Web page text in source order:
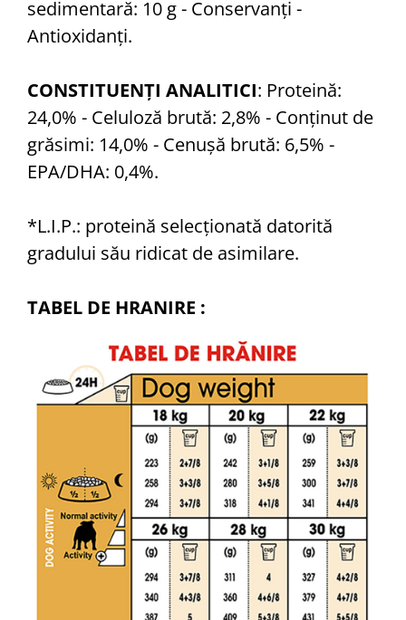
sedimentară: 10 g - Conservanţi -
Antioxidanţi.
CONSTITUENŢI ANALITICI: Proteină:
24,0% - Celuloză brută: 2,8% - Conţinut de
grăsimi: 14,0% - Cenuşă brută: 6,5% -
EPA/DHA: 0,4%.
*L.I.P.: proteină selecţionată datorită
gradului său ridicat de asimilare.
TABEL DE HRANIRE :